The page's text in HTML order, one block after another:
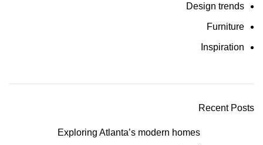
Design trends
Furniture
Inspiration
Recent Posts
Exploring Atlanta’s modern homes